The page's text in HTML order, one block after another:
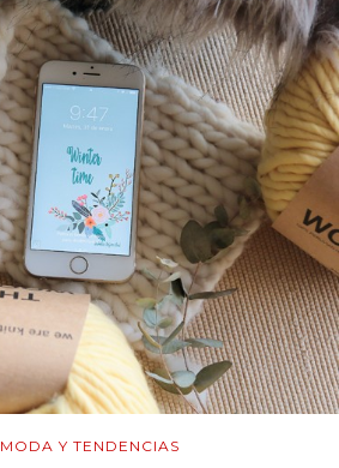
MODA Y TENDENCIAS